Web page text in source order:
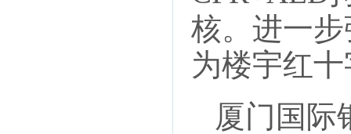
核。进一
为楼宇红
厦门国际